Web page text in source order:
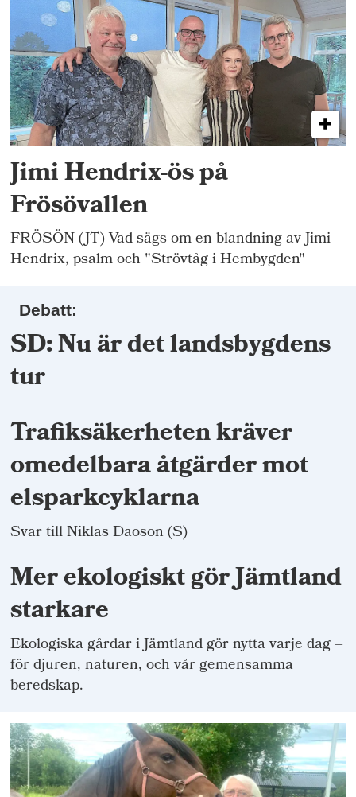
Jimi Hendrix-ös på
Frösövallen
FRÖSÖN (JT) Vad sägs om en blandning av Jimi
Hendrix, psalm och "Strövtåg i Hembygden"
Debatt:
SD: Nu är det landsbygdens
tur
Trafiksäkerheten kräver
omedelbara åtgärder mot
elsparkcyklarna
Svar till Niklas Daoson (S)
Mer ekologiskt gör Jämtland
starkare
Ekologiska gårdar i Jämtland gör nytta varje dag –
för djuren, naturen, och vår gemensamma
beredskap.